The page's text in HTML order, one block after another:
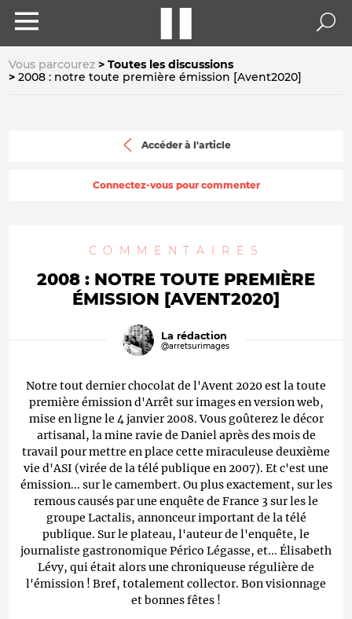
Vous parcourez
Toutes les discussions
2008 : notre toute première émission [Avent2020]
Accéder à l'article
Connectez-vous pour commenter
COMMENTAIRES
2008 : NOTRE TOUTE PREMIÈRE
ÉMISSION [AVENT2020]
La rédaction
@arretsurimages
Notre tout dernier chocolat de l'Avent 2020 est la toute
première émission d'Arrêt sur images en version web,
mise en ligne le 4 janvier 2008. Vous goûterez le décor
artisanal, la mine ravie de Daniel après des mois de
travail pour mettre en place cette miraculeuse deuxième
vie d'ASI (virée de la télé publique en 2007). Et c'est une
émission... sur le camembert. Ou plus exactement, sur les
remous causés par une enquête de France 3 sur les le
groupe Lactalis, annonceur important de la télé
publique. Sur le plateau, l'auteur de l'enquête, le
journaliste gastronomique Périco Légasse, et... Élisabeth
Lévy, qui était alors une chroniqueuse régulière de
l'émission ! Bref, totalement collector. Bon visionnage
et bonnes fêtes !